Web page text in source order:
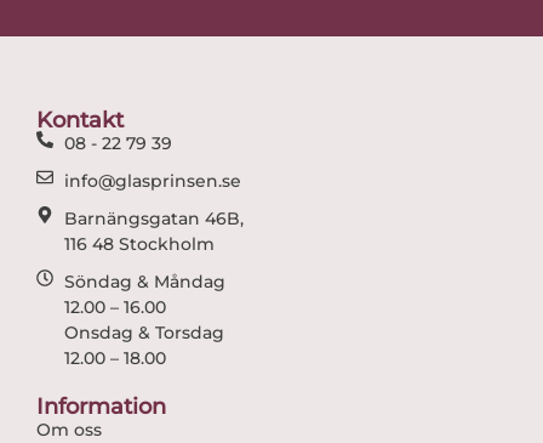
Kontakt
08 - 22 79 39
info@glasprinsen.se
Barnängsgatan 46B,
116 48 Stockholm
Söndag & Måndag
12.00 – 16.00
Onsdag & Torsdag
12.00 – 18.00
Information
Om oss